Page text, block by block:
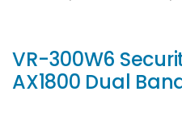
VR-300W6
AX1800 Dual